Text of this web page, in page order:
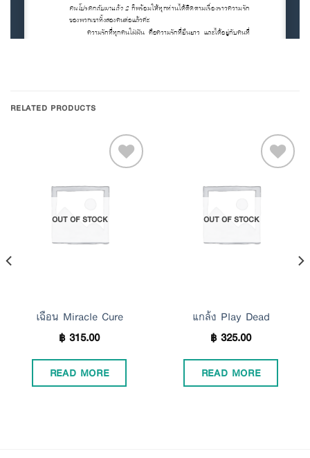
RELATED PRODUCTS
OUT OF STOCK
เฉือน Miracle Cure
฿315.00
READ MORE
OUT OF STOCK
แกล้ง Play Dead
฿325.00
READ MORE